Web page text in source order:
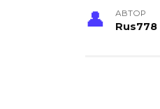
АВТОР
Rus778